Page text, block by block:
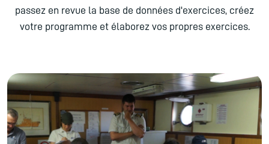
passez en revue la base de données d'exercices, créez
votre programme et élaborez vos propres exercices.